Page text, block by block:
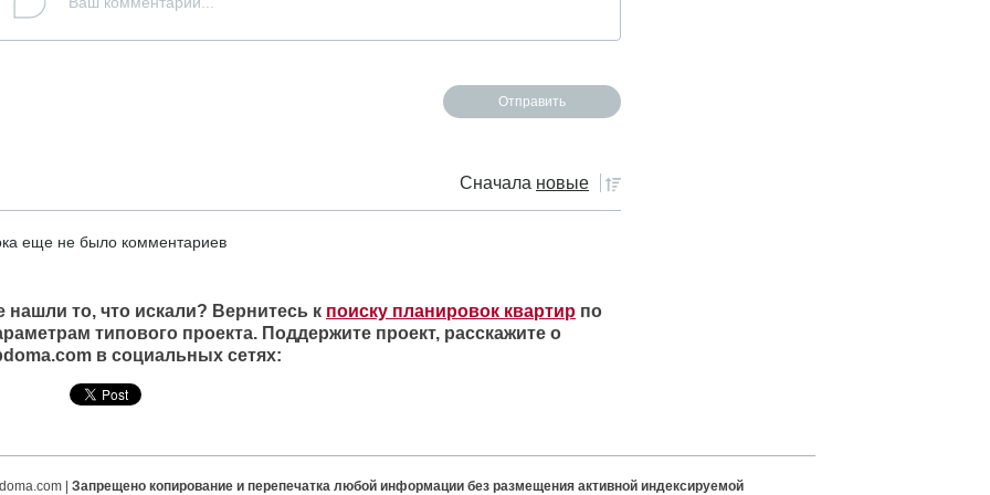
Сначала новые
еще не было комментариев
нашли то, что искали? Вернитесь к поиску планировок квартир по
типового проекта. Поддержите проект, расскажите о
в социальных сетях:
| Запрещено копирование и перепечатка любой информации без размещения активной индексируемой